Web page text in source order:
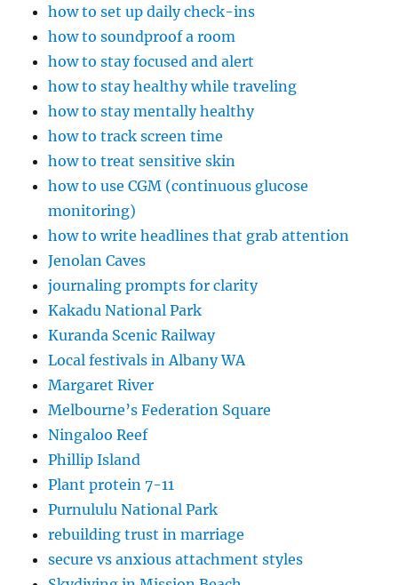
how to set up daily check-ins
how to soundproof a room
how to stay focused and alert
how to stay healthy while traveling
how to stay mentally healthy
how to track screen time
how to treat sensitive skin
how to use CGM (continuous glucose
monitoring)
how to write headlines that grab attention
Jenolan Caves
journaling prompts for clarity
Kakadu National Park
Kuranda Scenic Railway
Local festivals in Albany WA
Margaret River
Melbourne’s Federation Square
Ningaloo Reef
Phillip Island
Plant protein 7-11
Purnululu National Park
rebuilding trust in marriage
secure vs anxious attachment styles